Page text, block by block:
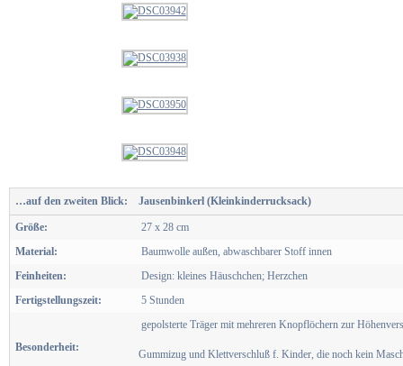
…auf den zweiten Blick: Jausenbinkerl (Kleinkinderrucksack)
Größe:
27 x 28 cm
Material:
Baumwolle außen, abwaschbarer Stoff innen
Feinheiten:
Design: kleines Häuschchen; Herzchen
Fertigstellungszeit:
5 Stunden
Besonderheit:
gepolsterte Träger mit mehreren Knopflöchern zur
Gummizug und Klettverschluß f. Kinder, die noch kein